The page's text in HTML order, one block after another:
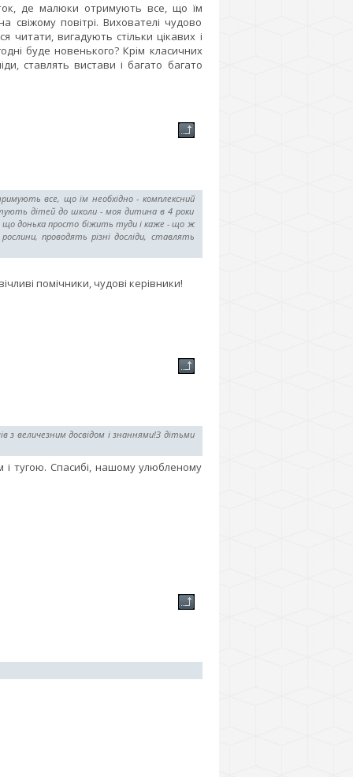
де малюки отримують все, що їм
свіжому повітрі. Вихователі чудово
вигадують стільки цікавих і
буде новенького? Крім класичних
ставлять вистави і багато багато
все, що їм необхідно - комплексний
дітей до школи - моя дитина в 4 роки
що донька просто біжить туди і каже - що ж
проводять різні досліди, ставлять
помічники, чудові керівники!
з величезним досвідом і знаннями!З дітьми
і тугою. Спасибі, нашому улюбленому